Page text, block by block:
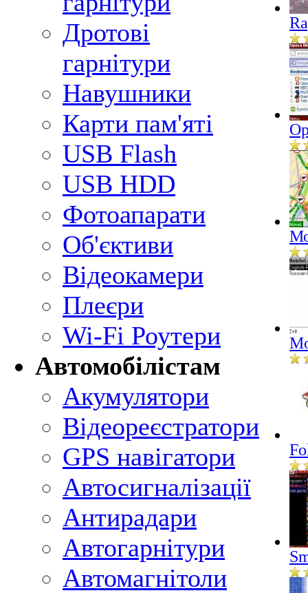
Дротові
гарнітури
Навушники
Карти пам'яті
USB Flash
USB HDD
Фотоапарати
Об'єктиви
Відеокамери
Плеєри
Wi-Fi Роутери
Автомобілістам
Акумулятори
Відеореєстратори
GPS навігатори
Автосигналізації
Антирадари
Автогарнітури
Автомагнітоли